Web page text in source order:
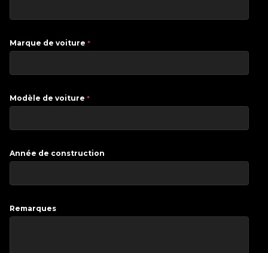
Marque de voiture *
Modèle de voiture *
Année de construction
Remarques